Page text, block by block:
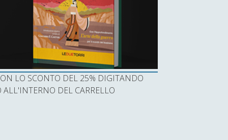
LO SCONTO DEL 25% DIGITANDO
DEL CARRELLO